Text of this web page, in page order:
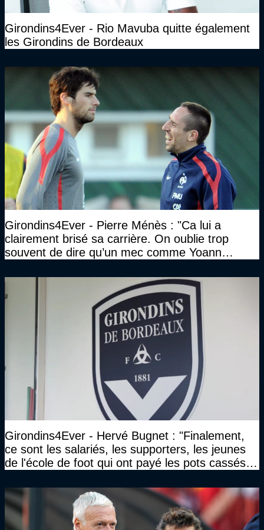
Girondins4Ever - Rio Mavuba quitte également
les Girondins de Bordeaux
Girondins4Ever - Pierre Ménès : "Ca lui a
clairement brisé sa carrière. On oublie trop
souvent de dire qu’un mec comme Yoann
Girondins4Ever - Hervé Bugnet : "Finalement,
ce sont les salariés, les supporters, les jeunes
de l'école de foot qui ont payé les pots cassés